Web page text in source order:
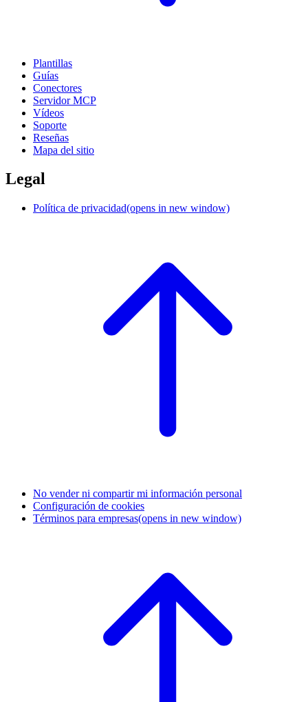
Plantillas
Guías
Conectores
Servidor MCP
Vídeos
Soporte
Reseñas
Mapa del sitio
Legal
Política de privacidad(opens in new window)
No vender ni compartir mi información personal
Configuración de cookies
Términos para empresas(opens in new window)